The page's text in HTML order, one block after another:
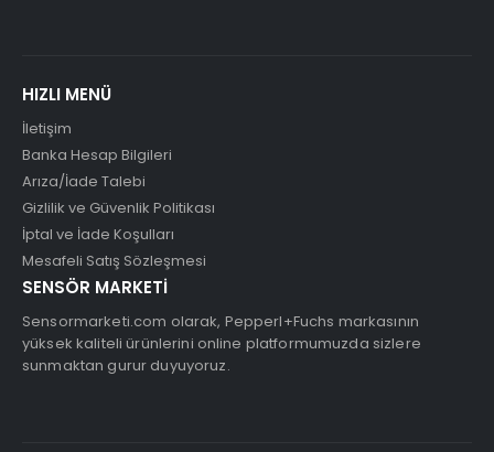
HIZLI MENÜ
İletişim
Banka Hesap Bilgileri
Arıza/İade Talebi
Gizlilik ve Güvenlik Politikası
İptal ve İade Koşulları
Mesafeli Satış Sözleşmesi
SENSÖR MARKETİ
Sensormarketi.com olarak, Pepperl+Fuchs markasının
yüksek kaliteli ürünlerini online platformumuzda sizlere
sunmaktan gurur duyuyoruz.